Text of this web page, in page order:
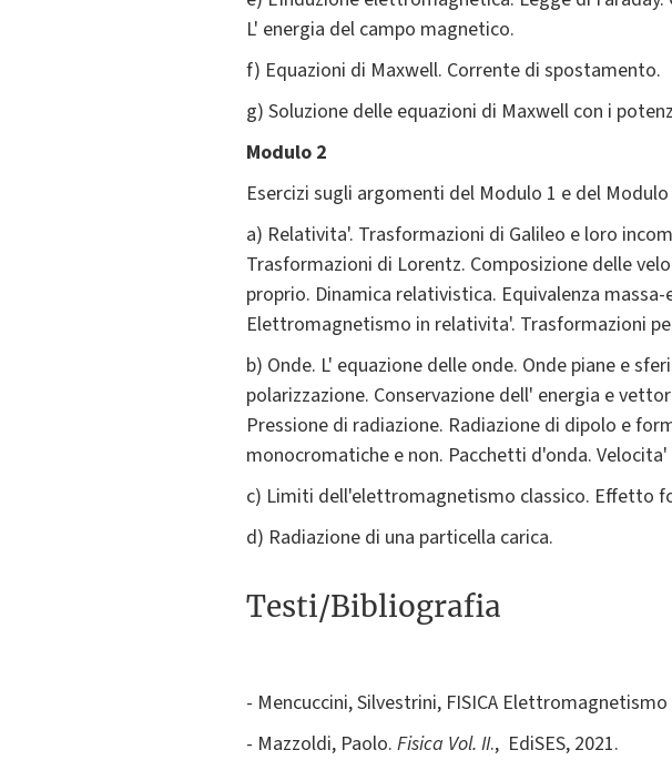
L' energia del campo magnetico.
f) Equazioni di Maxwell. Corrente di spostamento.
g) Soluzione delle equazioni di Maxwell con i
Modulo 2
Esercizi sugli argomenti del Modulo 1 e del Modulo
a) Relativita'. Trasformazioni di Galileo e loro
Trasformazioni di Lorentz. Composizione delle
proprio. Dinamica relativistica. Equivalenza
Elettromagnetismo in relativita'. Trasformazioni
b) Onde. L' equazione delle onde. Onde piane e
polarizzazione. Conservazione dell' energia e
Pressione di radiazione. Radiazione di dipolo e
monocromatiche e non. Pacchetti d'onda.
c) Limiti dell'elettromagnetismo classico. Effetto
d) Radiazione di una particella carica.
Testi/Bibliografia
- Mencuccini, Silvestrini, FISICA
- Mazzoldi, Paolo. Fisica Vol. II., EdiSES, 2021.